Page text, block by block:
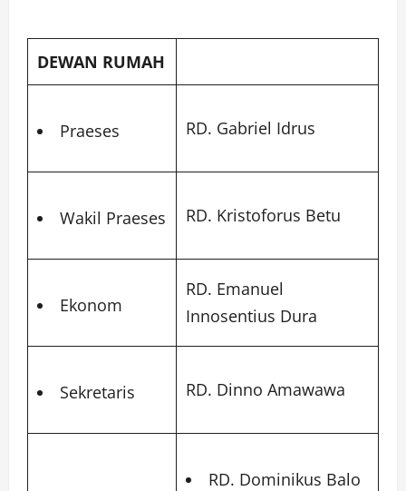
DEWAN RUMAH
Praeses RD. Gabriel Idrus
Wakil Praeses RD. Kristoforus Betu
Ekonom
RD. Emanuel
Innosentius Dura
Sekretaris RD. Dinno Amawawa
RD. Dominikus Balo